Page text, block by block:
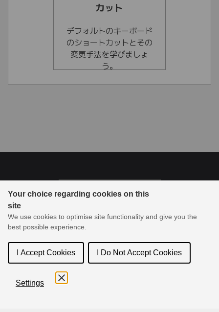
Your choice regarding cookies on this
site
We use cookies to optimise site functionality and give you the
best possible experience.
I Accept Cookies I Do Not Accept Cookies
Settings
カット
デフォルトのキーボード
のショートカットとその
変更手法を学びましょ
う。
© 1994-2026 Toon Boom Animation Inc. All rights reserved.
Toon Boom Animation Inc.は、アニメーションおよび絵コンテ作
ンラインでコミュニティに配信します。